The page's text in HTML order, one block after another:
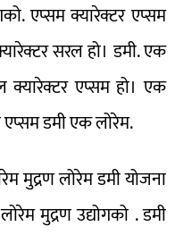
एप्सम क्यारेक्टर एप्सम
सरल हो। डमी. एक
क्यारेक्टर एप्सम हो। एक
डमी एक लोरेम.
मुद्रण लोरेम डमी योजना
मुद्रण उद्योगको . डमी